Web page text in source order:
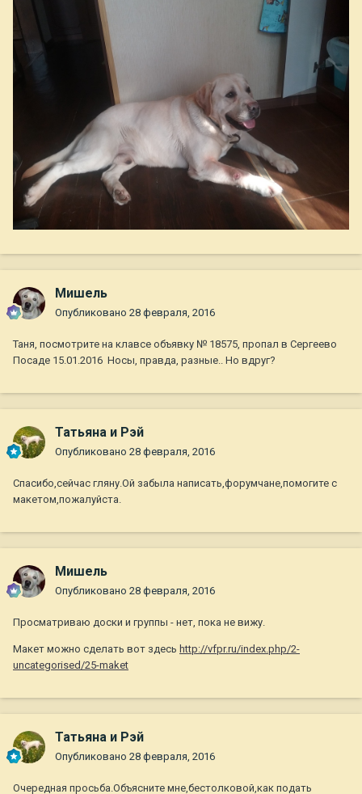
Мишель
Опубликовано 28 февраля, 2016
Таня, посмотрите на клавсе объявку № 18575, пропал в Сергеево
Посаде 15.01.2016 Носы, правда, разные.. Но вдруг?
Татьяна и Рэй
Опубликовано 28 февраля, 2016
Спасибо,сейчас гляну.Ой забыла написать,форумчане,помогите с
макетом,пожалуйста.
Мишель
Опубликовано 28 февраля, 2016
Просматриваю доски и группы - нет, пока не вижу.
Макет можно сделать вот здесь http://vfpr.ru/index.php/2-
uncategorised/25-maket
Татьяна и Рэй
Опубликовано 28 февраля, 2016
Очередная просьба.Объясните мне,бестолковой,как подать